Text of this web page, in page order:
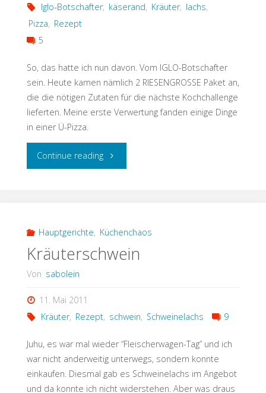
Iglo-Botschafter, käserand, Kräuter, lachs,
Pizza, Rezept
5
So, das hatte ich nun davon. Vom IGLO-Botschafter
sein. Heute kamen nämlich 2 RIESENGROSSE Paket an,
die die nötigen Zutaten für die nächste Kochchallenge
lieferten. Meine erste Verwertung fanden einige Dinge
in einer Ü-Pizza.
Continue reading"Pizza
Hauptgerichte, Küchenchaos
Kräuterschwein
Von sabolein
11. Mai 2011
Kräuter, Rezept, schwein, Schweinelachs 9
Juhu, es war mal wieder “Fleischerwagen-Tag” und ich
war nicht anderweitig unterwegs, sondern konnte
einkaufen. Diesmal gab es Schweinelachs im Angebot
und da konnte ich nicht widerstehen. Aber was draus